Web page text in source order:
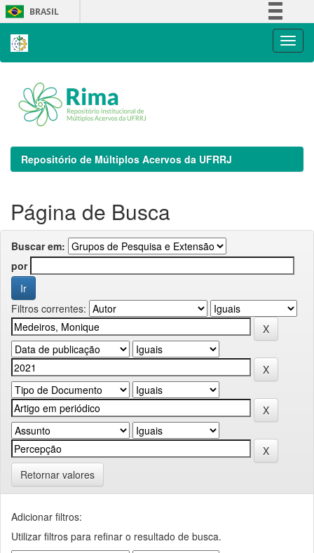
Skip
navigation
BRASIL
Repositório de Múltiplos Acervos da UFRRJ
Página de Busca
Buscar em:
por
Filtros correntes:
Retornar valores
Adicionar filtros:
Utilizar filtros para refinar o resultado de busca.